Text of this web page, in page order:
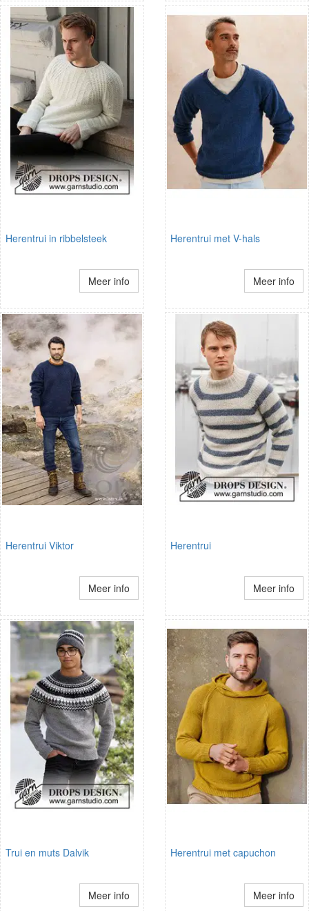
Herentrui in ribbelsteek
Meer info
Herentrui met V-hals
Meer info
Herentrui Viktor
Meer info
Herentrui
Meer info
Trui en muts Dalvik
Meer info
Herentrui met capuchon
Meer info